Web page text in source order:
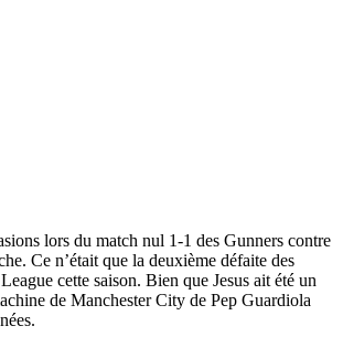
lors du match nul 1-1 des Gunners contre
Ce n’était que la deuxième défaite des
cette saison. Bien que Jesus ait été un
de Manchester City de Pep Guardiola